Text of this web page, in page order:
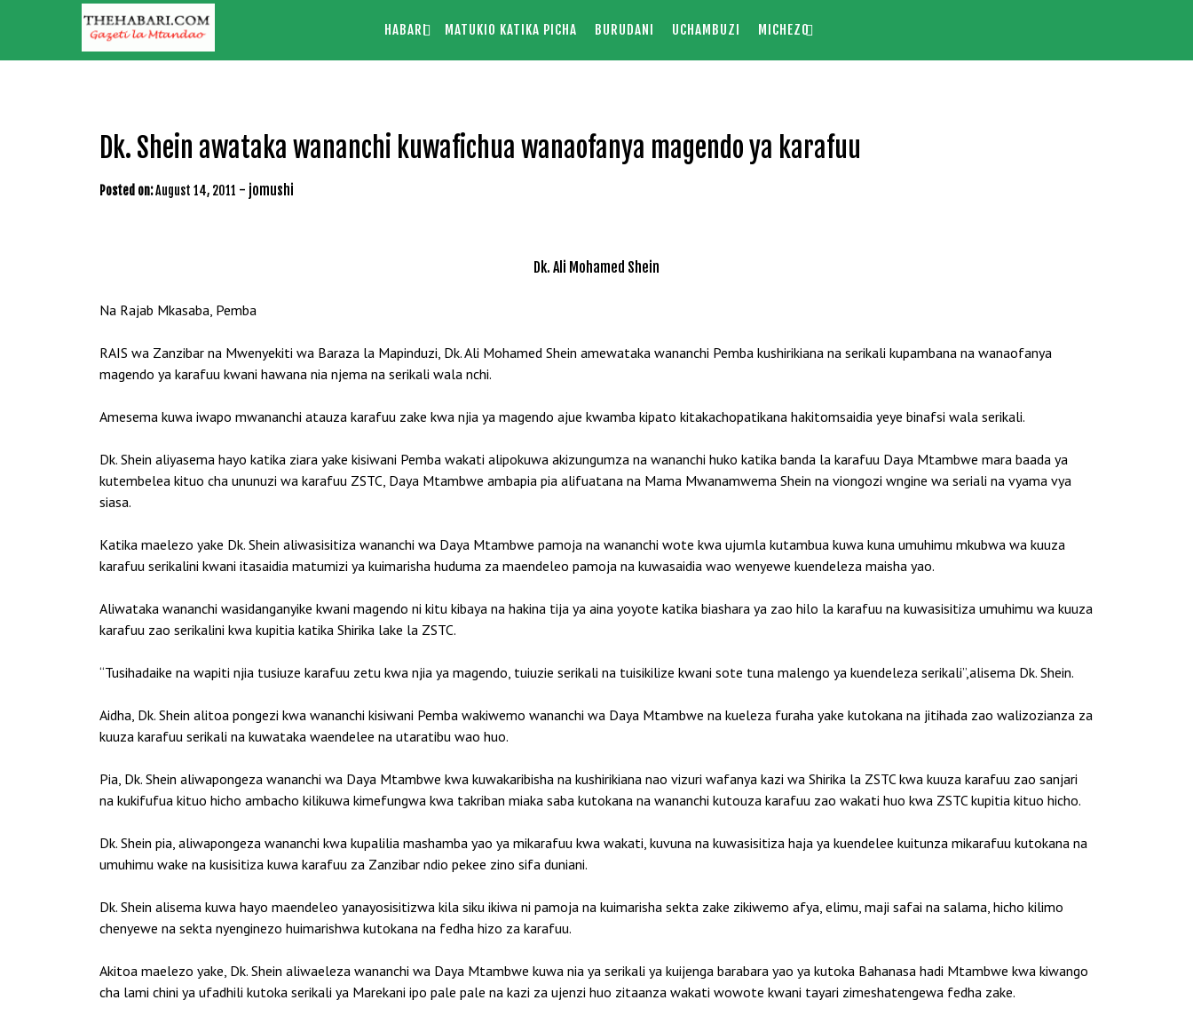
HABARI MATUKIO KATIKA PICHA BURUDANI UCHAMBUZI MICHEZO
Dk. Shein awataka wananchi kuwafichua wanaofanya magendo ya karafuu
Posted on:August 14, 2011 - jomushi
Dk. Ali Mohamed Shein
Na Rajab Mkasaba, Pemba
RAIS wa Zanzibar na Mwenyekiti wa Baraza la Mapinduzi, Dk. Ali Mohamed Shein amewataka wananchi Pemba kushirikiana na serikali kupambana na wanaofanya
magendo ya karafuu kwani hawana nia njema na serikali wala nchi.
Amesema kuwa iwapo mwananchi atauza karafuu zake kwa njia ya magendo ajue kwamba kipato kitakachopatikana hakitomsaidia yeye binafsi wala serikali.
Dk. Shein aliyasema hayo katika ziara yake kisiwani Pemba wakati alipokuwa akizungumza na wananchi huko katika banda la karafuu Daya Mtambwe mara baada ya
kutembelea kituo cha ununuzi wa karafuu ZSTC, Daya Mtambwe ambapia pia alifuatana na Mama Mwanamwema Shein na viongozi wngine wa seriali na vyama vya
siasa.
Katika maelezo yake Dk. Shein aliwasisitiza wananchi wa Daya Mtambwe pamoja na wananchi wote kwa ujumla kutambua kuwa kuna umuhimu mkubwa wa kuuza
karafuu serikalini kwani itasaidia matumizi ya kuimarisha huduma za maendeleo pamoja na kuwasaidia wao wenyewe kuendeleza maisha yao.
Aliwataka wananchi wasidanganyike kwani magendo ni kitu kibaya na hakina tija ya aina yoyote katika biashara ya zao hilo la karafuu na kuwasisitiza umuhimu wa kuuza
karafuu zao serikalini kwa kupitia katika Shirika lake la ZSTC.
“Tusihadaike na wapiti njia tusiuze karafuu zetu kwa njia ya magendo, tuiuzie serikali na tuisikilize kwani sote tuna malengo ya kuendeleza serikali”,alisema Dk. Shein.
Aidha, Dk. Shein alitoa pongezi kwa wananchi kisiwani Pemba wakiwemo wananchi wa Daya Mtambwe na kueleza furaha yake kutokana na jitihada zao walizozianza za
kuuza karafuu serikali na kuwataka waendelee na utaratibu wao huo.
Pia, Dk. Shein aliwapongeza wananchi wa Daya Mtambwe kwa kuwakaribisha na kushirikiana nao vizuri wafanya kazi wa Shirika la ZSTC kwa kuuza karafuu zao sanjari
na kukifufua kituo hicho ambacho kilikuwa kimefungwa kwa takriban miaka saba kutokana na wananchi kutouza karafuu zao wakati huo kwa ZSTC kupitia kituo hicho.
Dk. Shein pia, aliwapongeza wananchi kwa kupalilia mashamba yao ya mikarafuu kwa wakati, kuvuna na kuwasisitiza haja ya kuendelee kuitunza mikarafuu kutokana na
umuhimu wake na kusisitiza kuwa karafuu za Zanzibar ndio pekee zino sifa duniani.
Dk. Shein alisema kuwa hayo maendeleo yanayosisitizwa kila siku ikiwa ni pamoja na kuimarisha sekta zake zikiwemo afya, elimu, maji safai na salama, hicho kilimo
chenyewe na sekta nyenginezo huimarishwa kutokana na fedha hizo za karafuu.
Akitoa maelezo yake, Dk. Shein aliwaeleza wananchi wa Daya Mtambwe kuwa nia ya serikali ya kuijenga barabara yao ya kutoka Bahanasa hadi Mtambwe kwa kiwango
cha lami chini ya ufadhili kutoka serikali ya Marekani ipo pale pale na kazi za ujenzi huo zitaanza wakati wowote kwani tayari zimeshatengewa fedha zake.